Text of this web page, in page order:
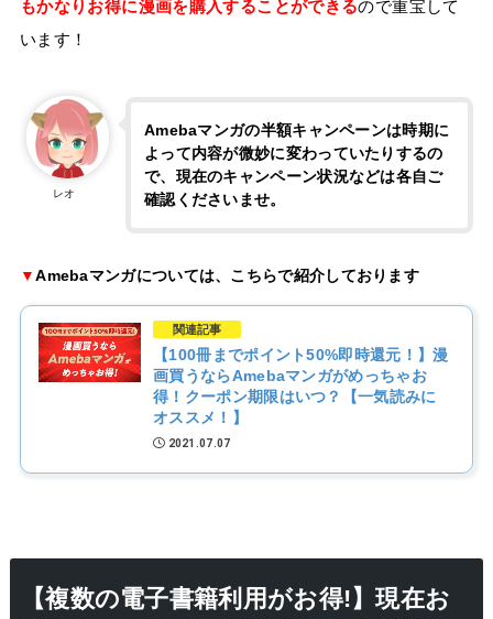
もかなりお得に漫画を購入することができるので重宝して
います！
レオ
Amebaマンガの半額キャンペーンは時期に
よって内容が微妙に変わっていたりするの
で、現在のキャンペーン状況などは各自ご
確認くださいませ。
▼Amebaマンガについては、こちらで紹介しております
関連記事
【100冊までポイント50%即時還元！】漫
画買うならAmebaマンガがめっちゃお
得！クーポン期限はいつ？【一気読みに
オススメ！】
2021.07.07
【複数の電子書籍利用がお得!】現在お